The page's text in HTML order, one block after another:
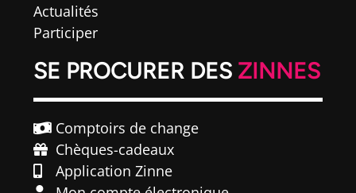
Actualités
Participer
SE PROCURER DES ZINNES
Comptoirs de change
Chèques-cadeaux
Application Zinne